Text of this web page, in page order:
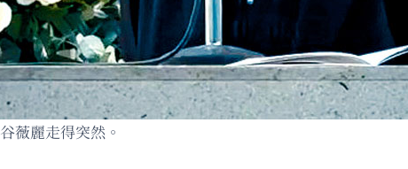
薇麗走得突然。